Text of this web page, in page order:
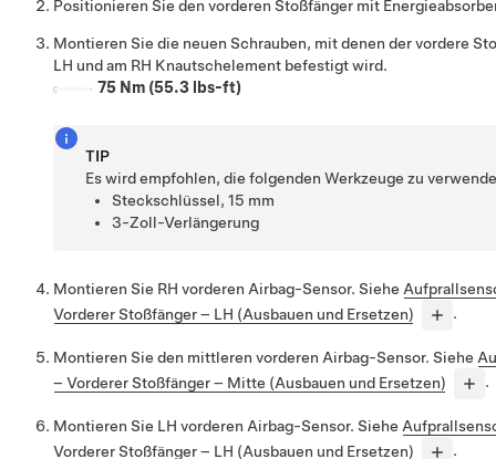
Positionieren Sie den vorderen Stoßfänger mit
Montieren Sie die neuen Schrauben, mit denen der vordere
LH und am RH Knautschelement befestigt wird.
75 Nm (55.3 lbs-ft)
TIP
Es wird empfohlen, die folgenden Werkzeuge zu
Steckschlüssel, 15 mm
3-Zoll-Verlängerung
Montieren Sie RH vorderen Airbag-Sensor. Siehe
Vorderer Stoßfänger – LH (Ausbauen und Ersetzen)
.
Montieren Sie den mittleren vorderen Airbag-Sensor. Siehe
– Vorderer Stoßfänger – Mitte (Ausbauen und Ersetzen)
.
Montieren Sie LH vorderen Airbag-Sensor. Siehe
Vorderer Stoßfänger – LH (Ausbauen und Ersetzen)
.